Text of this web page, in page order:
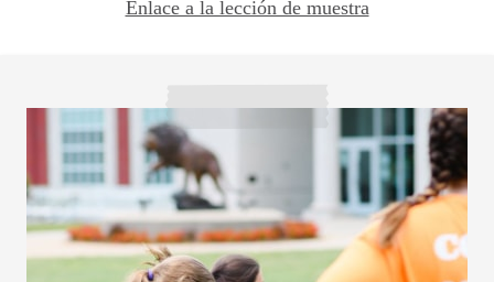
Enlace a la lección de muestra